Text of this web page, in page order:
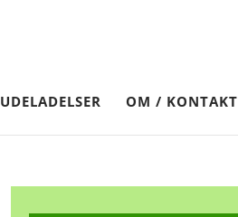
UDELADELSER OM / KONTAKT